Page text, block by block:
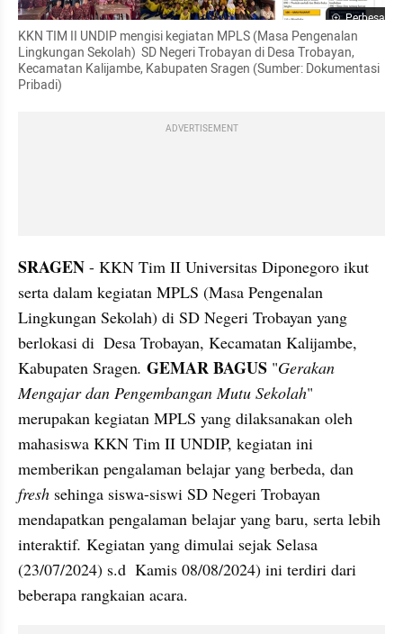
Perbesar
KKN TIM II UNDIP mengisi kegiatan MPLS (Masa Pengenalan
Lingkungan Sekolah)  SD Negeri Trobayan di Desa Trobayan,
Kecamatan Kalijambe, Kabupaten Sragen (Sumber: Dokumentasi
Pribadi)
ADVERTISEMENT
SRAGEN - KKN Tim II Universitas Diponegoro ikut
serta dalam kegiatan MPLS (Masa Pengenalan
Lingkungan Sekolah) di SD Negeri Trobayan yang
berlokasi di  Desa Trobayan, Kecamatan Kalijambe,
Kabupaten Sragen. GEMAR BAGUS "Gerakan
Mengajar dan Pengembangan Mutu Sekolah"
merupakan kegiatan MPLS yang dilaksanakan oleh
mahasiswa KKN Tim II UNDIP, kegiatan ini
fresh sehinga siswa-siswi SD Negeri Trobayan
mendapatkan pengalaman belajar yang baru, serta lebih
interaktif. Kegiatan yang dimulai sejak Selasa
(23/07/2024) s.d  Kamis 08/08/2024) ini terdiri dari
beberapa rangkaian acara.